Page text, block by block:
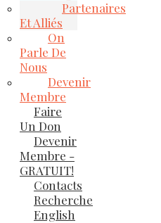
Partenaires
Et Alliés
On
Parle De
Nous
Devenir
Membre
Faire
Un Don
Devenir
Membre -
GRATUIT!
Contacts
Recherche
English